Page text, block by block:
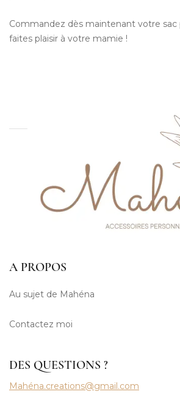
Commandez dès maintenant votre sac
faites plaisir à votre mamie !
A PROPOS
Au sujet de Mahéna
Contactez moi
DES QUESTIONS ?
Mahéna.creations@gmail.com